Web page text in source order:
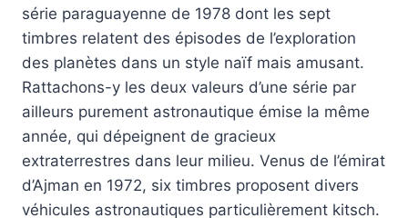
série paraguayenne de 1978 dont les sept
timbres relatent des épisodes de l’exploration
des planètes dans un style naïf mais amusant.
Rattachons-y les deux valeurs d’une série par
ailleurs purement astronautique émise la même
année, qui dépeignent de gracieux
extraterrestres dans leur milieu. Venus de l’émirat
d’Ajman en 1972, six timbres proposent divers
véhicules astronautiques particulièrement kitsch.